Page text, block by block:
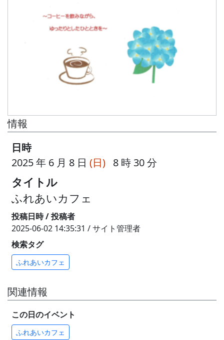
情報
日時
2025 年 6 月 8 日 (日) 8 時 30 分
タイトル
ふれあいカフェ
投稿日時 / 投稿者
2025-06-02 14:35:31 / サイト管理者
検索タグ
ふれあいカフェ
関連情報
この日のイベント
ふれあいカフェ